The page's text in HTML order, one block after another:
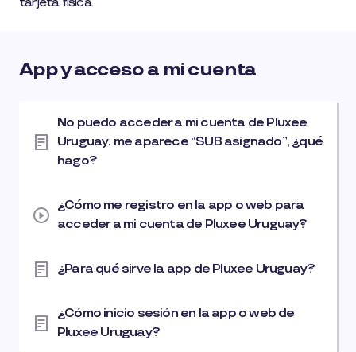
App y acceso a mi cuenta
No puedo acceder a mi cuenta de Pluxee
Uruguay, me aparece “SUB asignado”, ¿qué
hago?
¿Cómo me registro en la app o web para
acceder a mi cuenta de Pluxee Uruguay?
¿Para qué sirve la app de Pluxee Uruguay?
¿Cómo inicio sesión en la app o web de
Pluxee Uruguay?